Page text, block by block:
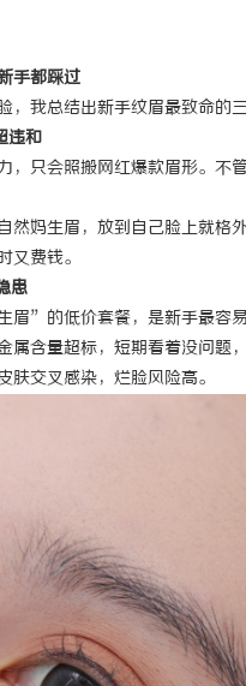
手都踩过
，我总结出新手纹眉最致命的
违和
，只会照搬网红爆款眉形。
然妈生眉，放到自己脸上就
又费钱。
患
的低价套餐，是新手最容易
属含量超标，短期看着没问
交叉感染，烂脸风险高。
决 武汉配眼镜 上海配眼镜